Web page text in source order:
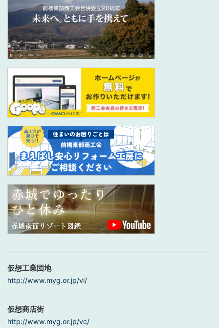
ゲ
ー
シ
ョ
ン
仮想工業団地
http://www.myg.or.jp/vi/
仮想商店街
http://www.myg.or.jp/vc/